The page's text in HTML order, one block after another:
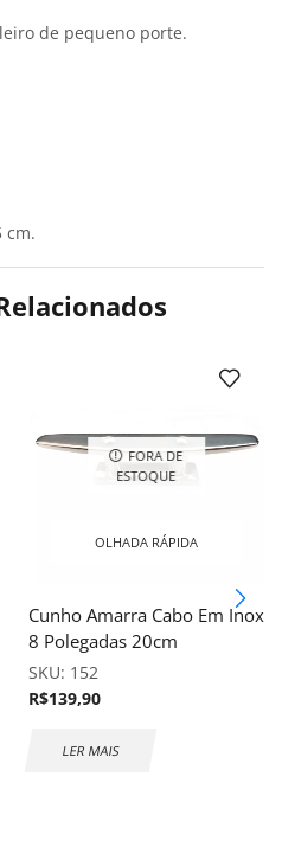
de pequeno porte.
cm.
FORA DE
ESTOQUE
OLHADA RÁPIDA
Cunho Amarra Cabo Em Inox
8 Polegadas 20cm
SKU: 152
R$139,90
LER MAIS